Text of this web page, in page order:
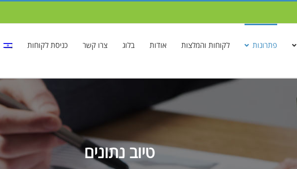
פתרונות לקוחות והמלצות אודות בלוג צרו קשר כניסת לקוחות
טיוב נתונים